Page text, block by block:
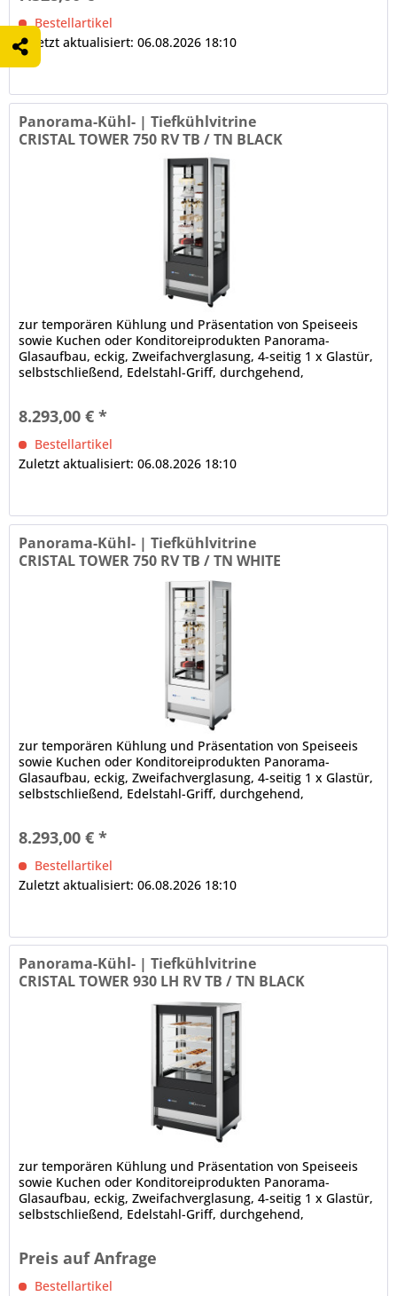
Bestellartikel
Zuletzt aktualisiert: 06.08.2026 18:10
Panorama-Kühl- | Tiefkühlvitrine
CRISTAL TOWER 750 RV TB / TN BLACK
zur temporären Kühlung und Präsentation von Speiseeis
sowie Kuchen oder Konditoreiprodukten Panorama-
Glasaufbau, eckig, Zweifachverglasung, 4-seitig 1 x Glastür,
selbstschließend, Edelstahl-Griff, durchgehend,
8.293,00 € *
Bestellartikel
Zuletzt aktualisiert: 06.08.2026 18:10
Panorama-Kühl- | Tiefkühlvitrine
CRISTAL TOWER 750 RV TB / TN WHITE
zur temporären Kühlung und Präsentation von Speiseeis
sowie Kuchen oder Konditoreiprodukten Panorama-
Glasaufbau, eckig, Zweifachverglasung, 4-seitig 1 x Glastür,
selbstschließend, Edelstahl-Griff, durchgehend,
8.293,00 € *
Bestellartikel
Zuletzt aktualisiert: 06.08.2026 18:10
Panorama-Kühl- | Tiefkühlvitrine
CRISTAL TOWER 930 LH RV TB / TN BLACK
zur temporären Kühlung und Präsentation von Speiseeis
sowie Kuchen oder Konditoreiprodukten Panorama-
Glasaufbau, eckig, Zweifachverglasung, 4-seitig 1 x Glastür,
selbstschließend, Edelstahl-Griff, durchgehend,
Preis auf Anfrage
Bestellartikel